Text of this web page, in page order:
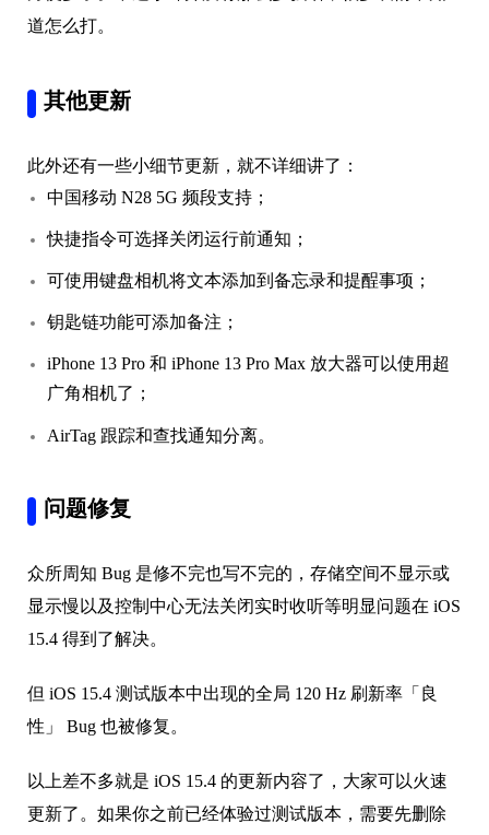
道怎么打。
其他更新
此外还有一些小细节更新，就不详细讲了：
中国移动 N28 5G 频段支持；
快捷指令可选择关闭运行前通知；
可使用键盘相机将文本添加到备忘录和提酲事项；
钥匙链功能可添加备注；
iPhone 13 Pro 和 iPhone 13 Pro Max 放大器可以使用超
广角相机了；
AirTag 跟踪和查找通知分离。
问题修复
众所周知 Bug 是修不完也写不完的，存储空间不显示或
显示慢以及控制中心无法关闭实时收听等明显问题在 iOS
15.4 得到了解决。
但 iOS 15.4 测试版本中出现的全局 120 Hz 刷新率「良
性」 Bug 也被修复。
以上差不多就是 iOS 15.4 的更新内容了，大家可以火速
更新了。如果你之前已经体验过测试版本，需要先删除